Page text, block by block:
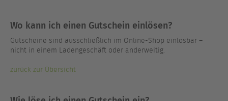
Wo kann ich einen Gutschein einlösen?
Gutscheine sind ausschließlich im Online-Shop einlösbar –
nicht in einem Ladengeschäft oder anderweitig.
zurück zur Übersicht